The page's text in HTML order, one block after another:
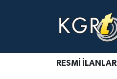
RESMİ İLANLAR
Karaman Haberleri
Gündem Haberleri